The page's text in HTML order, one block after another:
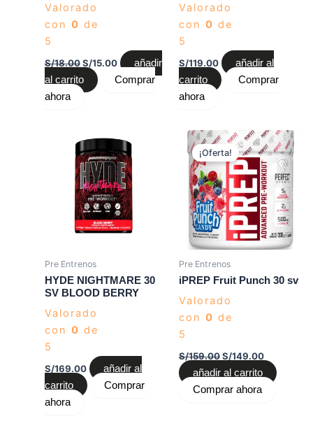
Valorado
con 0 de
5
S/18.00 S/15.00
añadir
al carrito
Comprar
ahora
Valorado
con 0 de
5
S/119.00
añadir al
carrito
Comprar
ahora
Pre Entrenos
HYDE NIGHTMARE 30
SV BLOOD BERRY
Valorado
con 0 de
5
S/169.00
añadir al
carrito
Comprar
ahora
¡Oferta!
Pre Entrenos
iPREP Fruit Punch 30 sv
Valorado
con 0 de
5
S/159.00
El
precio
original
era:
S/159.00.
S/149.00
El
precio
actual
es:
S/149.00.
añadir al carrito
Comprar ahora